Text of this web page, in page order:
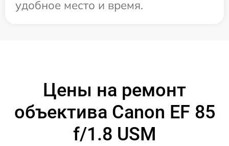
удобное место и время.
Цены на ремонт
объектива Canon EF 85
f/1.8 USM